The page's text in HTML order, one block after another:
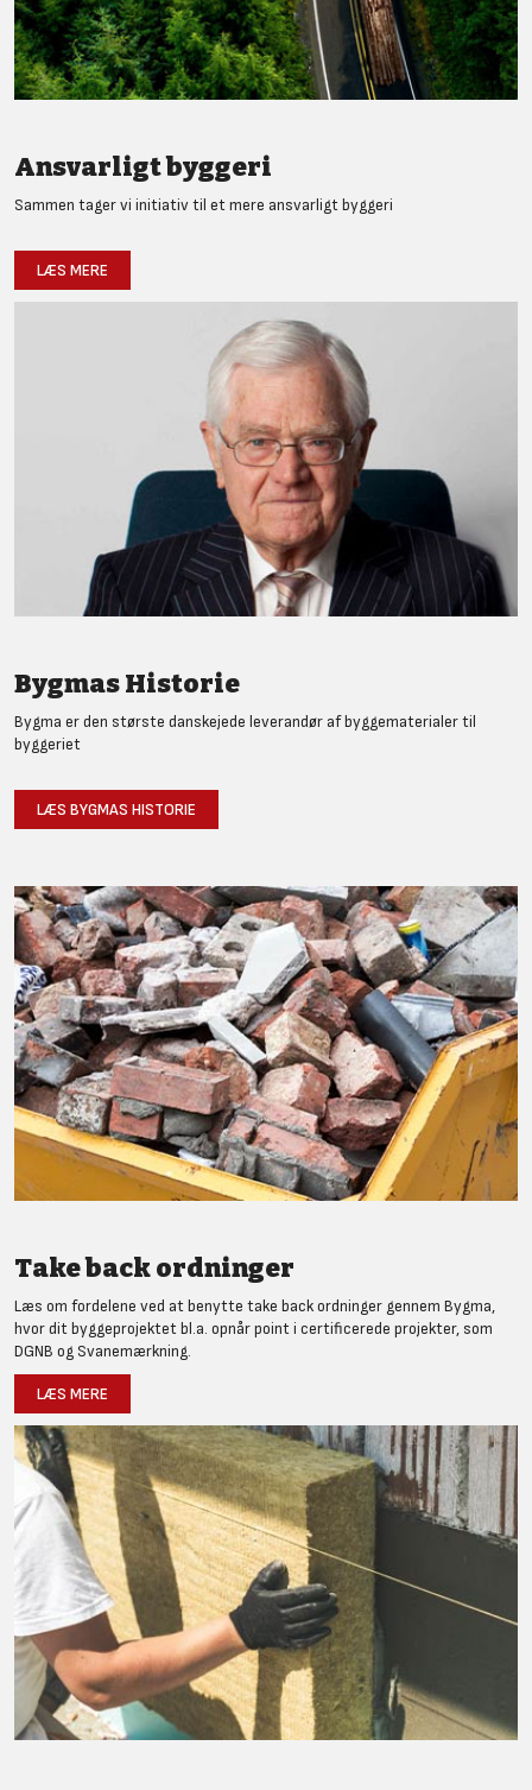
Ansvarligt byggeri
Sammen tager vi initiativ til et mere ansvarligt byggeri
LÆS MERE
Bygmas Historie
Bygma er den største danskejede leverandør af byggematerialer til
byggeriet
LÆS BYGMAS HISTORIE
Take back ordninger
Læs om fordelene ved at benytte take back ordninger gennem Bygma,
hvor dit byggeprojektet bl.a. opnår point i certificerede projekter, som
DGNB og Svanemærkning.
LÆS MERE